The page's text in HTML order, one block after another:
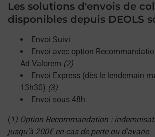
Les solutions d'envois de
disponibles depuis DEOLS
Envoi Suivi
Envoi avec option
Ad Valorem (2)
Envoi Express (dès le lendemain
13h30) (3)
Envoi sous 48h
( 1) Option Recommandation :
jusqu'à 200€ en cas de perte ou d'avarie